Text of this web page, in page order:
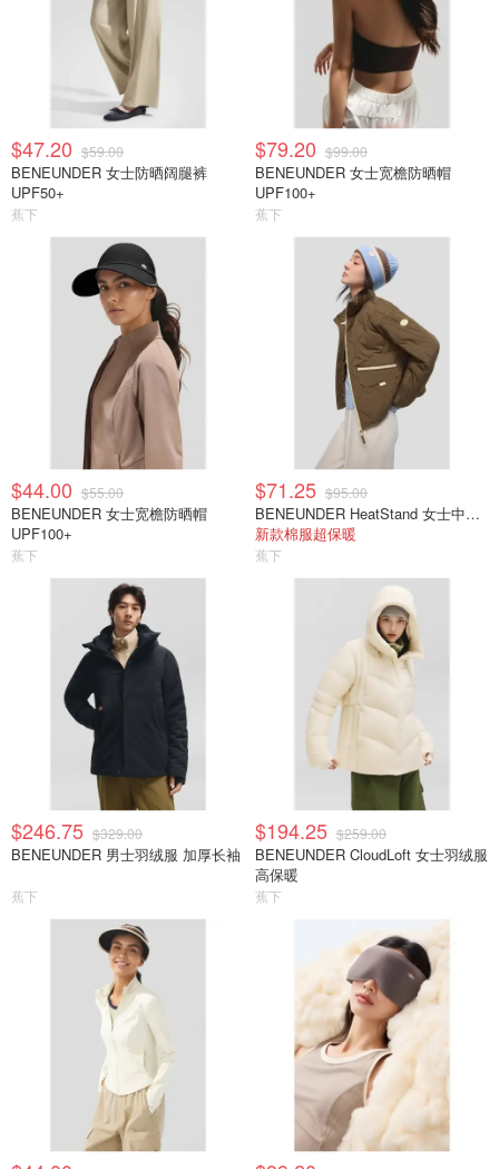
$47.20 $59.00
BENEUNDER 女士防晒阔腿裤
UPF50+
蕉下
$79.20 $99.00
BENEUNDER 女士宽檐防晒帽
UPF100+
蕉下
$44.00 $55.00
BENEUNDER 女士宽檐防晒帽
UPF100+
蕉下
$71.25 $95.00
BENEUNDER HeatStand 女士中等厚夹克
新款棉服超保暖
蕉下
$246.75 $329.00
BENEUNDER 男士羽绒服 加厚长袖
蕉下
$194.25 $259.00
BENEUNDER CloudLoft 女士羽绒服
高保暖
蕉下